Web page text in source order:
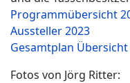
Programmübersicht
Aussteller 2023
Gesamtplan Übersicht
Fotos von Jörg Ritter: